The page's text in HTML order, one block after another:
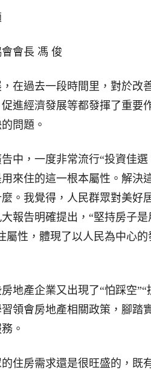
會長 馮 俊
過去一段時間里，對於改
進經濟發展等都發揮了重要
問題。
，一度非常流行“投資佳選
來住的這一根本屬性。解決
。我覺得，人民群眾對美好
報告明確提出，“堅持房子
屬性，體現了以人民為中心
產企業又出現了“怕踩空”“
領會房地產相關政策，腳踏
。
房需求還是很旺盛的，既